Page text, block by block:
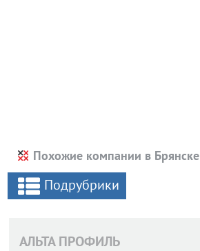
Похожие компании в Брянске
Подрубрики
АЛЬТА ПРОФИЛЬ